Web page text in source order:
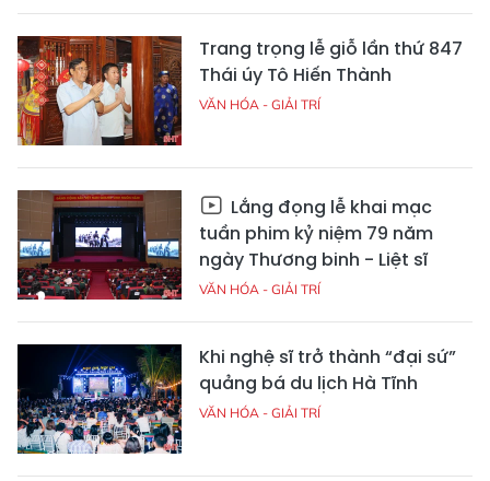
Trang trọng lễ giỗ lần thứ 847
Thái úy Tô Hiến Thành
VĂN HÓA - GIẢI TRÍ
Lắng đọng lễ khai mạc
tuần phim kỷ niệm 79 năm
ngày Thương binh - Liệt sĩ
VĂN HÓA - GIẢI TRÍ
Khi nghệ sĩ trở thành “đại sứ”
quảng bá du lịch Hà Tĩnh
VĂN HÓA - GIẢI TRÍ